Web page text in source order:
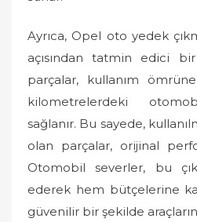
Ayrıca, Opel oto yedek
açısından tatmin edici
parçalar, kullanım
kilometrelerdeki
sağlanır. Bu sayede,
olan parçalar, orijinal
Otomobil severler, bu
ederek hem bütçelerine
güvenilir bir şekilde